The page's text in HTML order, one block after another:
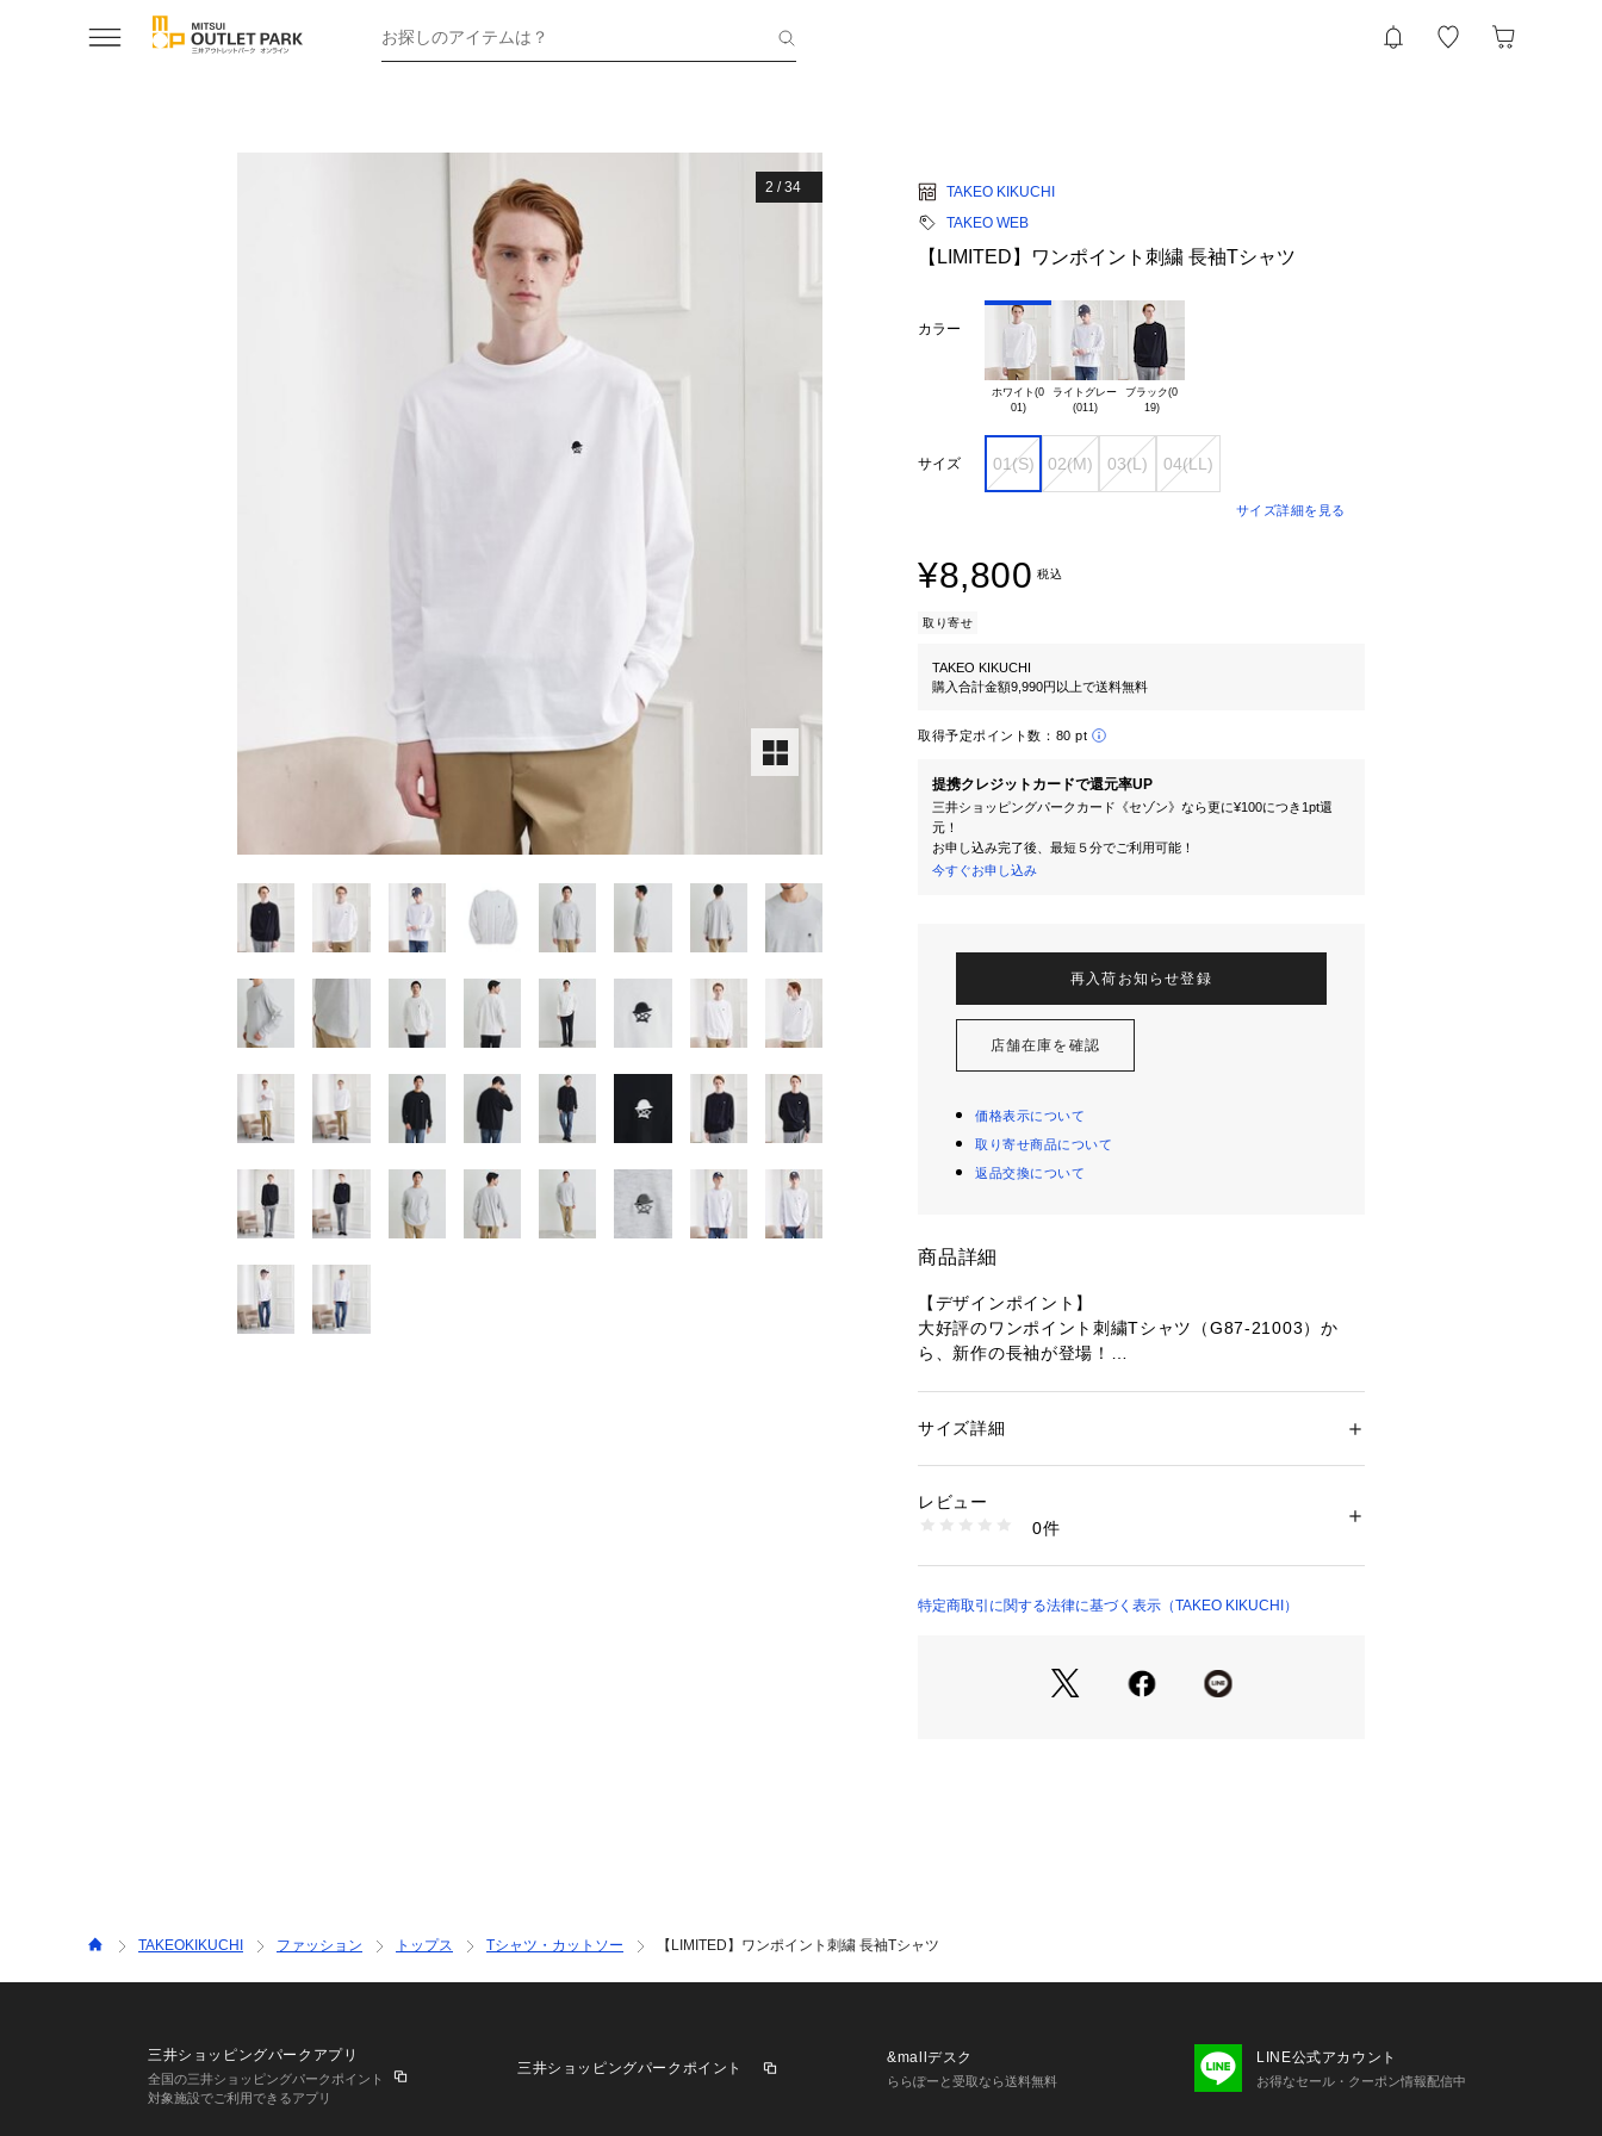
お探しのアイテムは？
2 /34
TAKEO KIKUCHI
TAKEO WEB
【LIMITED】ワンポイント刺繍 長袖Tシャツ
カラー
ホワイト(0
01)
ライトグレー
(011)
ブラック(0
19)
サイズ 01(S) 02(M) 03(L) 04(LL)
サイズ詳細を見る
¥8,800 税込
取り寄せ
TAKEO KIKUCHI
購入合計金額9,990円以上で送料無料
取得予定ポイント数： 80 pt
提携クレジットカードで還元率UP
三井ショッピングパークカード《セゾン》なら更に¥100につき1pt還
元！
お申し込み完了後、最短５分でご利用可能！
今すぐお申し込み
再入荷お知らせ登録
店舗在庫を確認
価格表示について
取り寄せ商品について
返品交換について
商品詳細
【デザインポイント】
大好評のワンポイント刺繍Tシャツ（G87-21003）か
ら、新作の長袖が登場！
Pに表現した胸元のワンポイント刺繍が、さりげないア
かつ丁寧なつくりと、程よくPOPなワンポイントとの組
み合わせで、様々なシーンでご着用いただけます。
するアイテムです。
性別：メンズ
生産国：中国製
1095800004662
サイズ詳細
レビュー
0件
特定商取引に関する法律に基づく表示（TAKEO KIKUCHI）
TAKEOKIKUCHI ファッション トップス Tシャツ・カットソー 【LIMITED】ワンポイント刺繍 長袖Tシャツ
三井ショッピングパークアプリ
全国の三井ショッピングパークポイント
対象施設でご利用できるアプリ
三井ショッピングパークポイント
&mallデスク
ららぽーと受取なら送料無料
LINE公式アカウント
お得なセール・クーポン情報配信中